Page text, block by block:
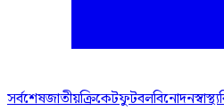
সর্বশেষজাতীয়ক্রিকেটফুটবলবিনোদনস্বাস্থ্য